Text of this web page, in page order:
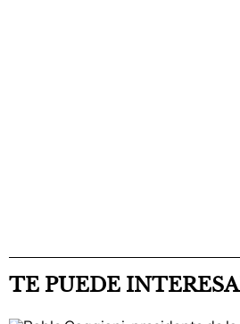
TE PUEDE